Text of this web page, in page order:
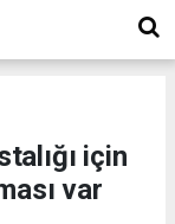
için
var